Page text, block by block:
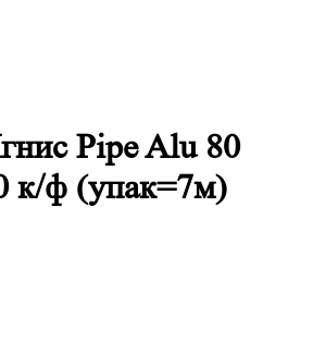
Pipe Alu 80
к/ф (упак=7м)